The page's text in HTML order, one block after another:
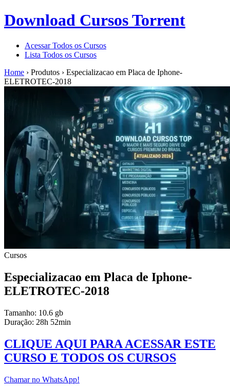
Download Cursos Torrent
Acessar Todos os Cursos
Lista Todos os Cursos
Home › Produtos › Especializacao em Placa de Iphone-
ELETROTEC-2018
Cursos
Especializacao em Placa de Iphone-
ELETROTEC-2018
Tamanho: 10.6 gb
Duração: 28h 52min
CLIQUE AQUI PARA ACESSAR ESTE
CURSO E TODOS OS CURSOS
Chamar no WhatsApp!